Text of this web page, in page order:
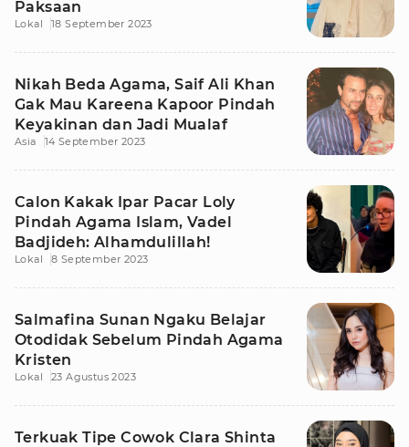
Paksaan
Lokal 18 September 2023
Nikah Beda Agama, Saif Ali Khan
Gak Mau Kareena Kapoor Pindah
Keyakinan dan Jadi Mualaf
Asia 14 September 2023
Calon Kakak Ipar Pacar Loly
Pindah Agama Islam, Vadel
Badjideh: Alhamdulillah!
Lokal 8 September 2023
Salmafina Sunan Ngaku Belajar
Otodidak Sebelum Pindah Agama
Kristen
Lokal 23 Agustus 2023
Terkuak Tipe Cowok Clara Shinta